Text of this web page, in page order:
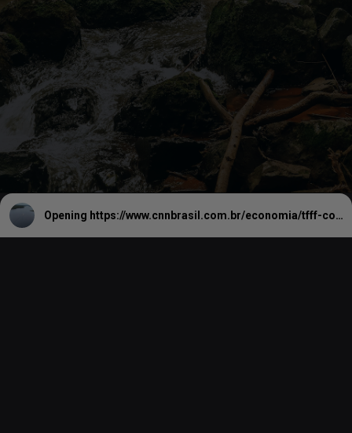
Opening https://www.cnnbrasil.com.br/economia/tfff-conheca-fundo-que-brasil-quer-criar-para-proteger-florestas-tropicais/